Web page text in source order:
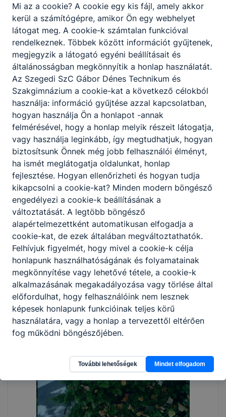
Mi az a cookie? A cookie egy kis fájl, amely akkor
kerül a számítógépre, amikor Ön egy webhelyet
látogat meg. A cookie-k számtalan funkcióval
rendelkeznek. Többek között információt gyűjtenek,
megjegyzik a látogató egyéni beállításait és
általánosságban megkönnyítik a honlap használatát.
Az Szegedi SzC Gábor Dénes Technikum és
Szakgimnázium a cookie-kat a következő célokból
használja: információ gyűjtése azzal kapcsolatban,
hogyan használja Ön a honlapot -annak
felmérésével, hogy a honlap melyik részeit látogatja,
vagy használja leginkább, így megtudhatjuk, hogyan
biztosítsunk Önnek még jobb felhasználói élményt,
ha ismét meglátogatja oldalunkat, honlap
fejlesztése. Hogyan ellenőrizheti és hogyan tudja
kikapcsolni a cookie-kat? Minden modern böngésző
engedélyezi a cookie-k beállításának a
változtatását. A legtöbb böngésző
alapértelmezettként automatikusan elfogadja a
cookie-kat, de ezek általában megváltoztathatók.
Felhívjuk figyelmét, hogy mivel a cookie-k célja
honlapunk használhatóságának és folyamatainak
megkönnyítése vagy lehetővé tétele, a cookie-k
alkalmazásának megakadályozása vagy törlése által
előfordulhat, hogy felhasználóink nem lesznek
képesek honlapunk funkcióinak teljes körű
használatára, vagy a honlap a tervezettől eltérően
fog működni böngészőjében.
További lehetőségek Mindet elfogadom